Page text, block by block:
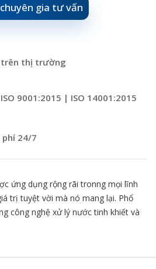
gia tư vấn
trên thị trường
9001:2015 | ISO 14001:2015
24/7
ứng dụng rộng rãi tronng mọi lĩnh
trị tuyệt vời mà nó mang lại. Phổ
công nghệ xử lý nước tinh khiết và